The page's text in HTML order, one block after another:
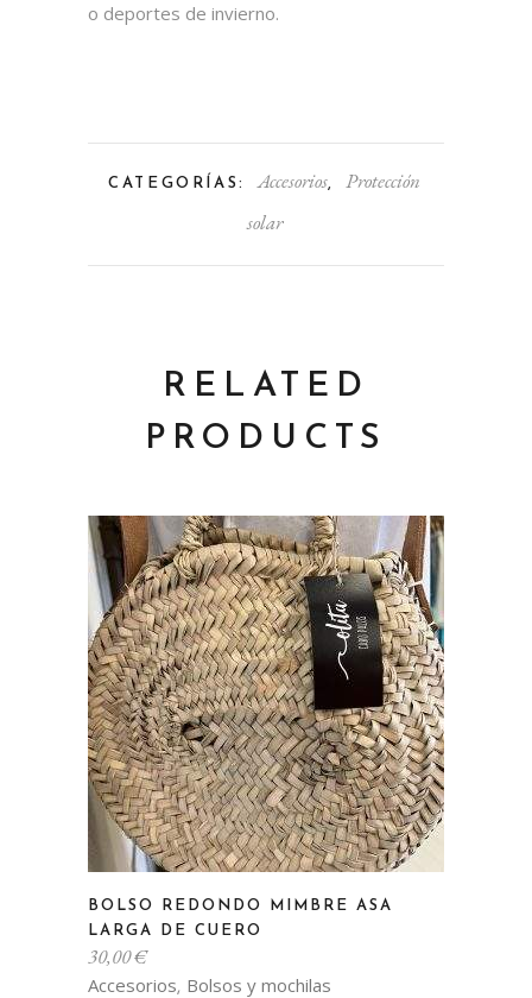
o deportes de invierno.
CATEGORÍAS: Accesorios,
Protección
solar
RELATED
PRODUCTS
Accesorios, Bolsos y mochilas
BOLSO REDONDO MIMBRE ASA
LARGA DE CUERO
30,00€